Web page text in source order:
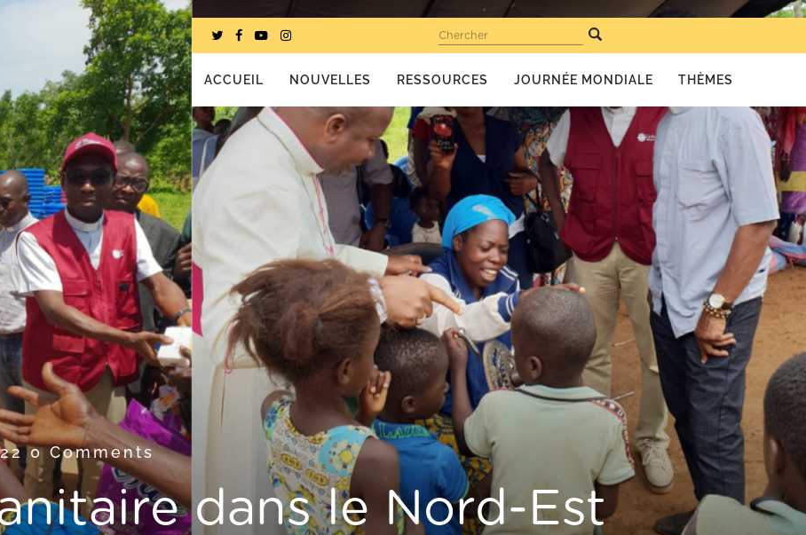
Chercher
ACCUEIL NOUVELLES RESSOURCES JOURNÉE MONDIALE THÈMES
0 Comments
dans le Nord-Est